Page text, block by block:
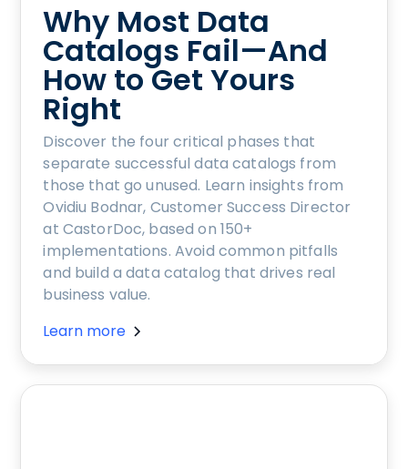
Why Most Data
Catalogs Fail—And
How to Get Yours
Right
Discover the four critical phases that
separate successful data catalogs from
those that go unused. Learn insights from
Ovidiu Bodnar, Customer Success Director
at CastorDoc, based on 150+
implementations. Avoid common pitfalls
and build a data catalog that drives real
business value.
Learn more